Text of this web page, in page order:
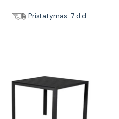
Pristatymas: 7 d.d.